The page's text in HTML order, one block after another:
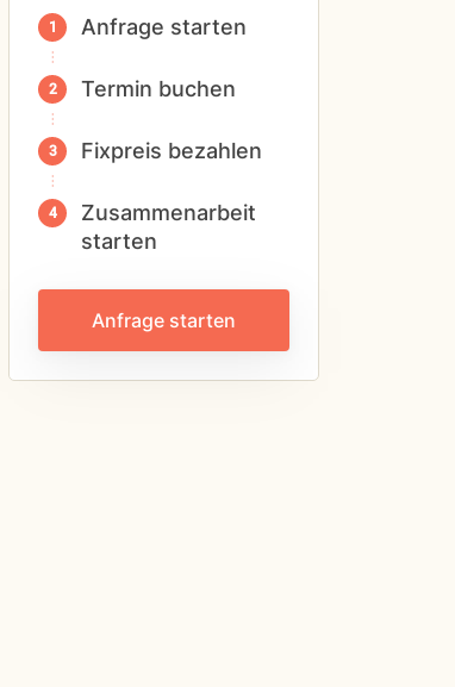
Anfrage starten
Termin buchen
Fixpreis bezahlen
Zusammenarbeit
starten
Anfrage starten